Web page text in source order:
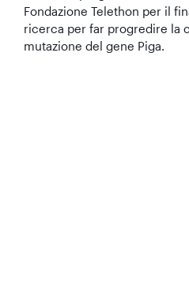
Fondazione Telethon per il
ricerca per far progredire la
mutazione del gene Piga.